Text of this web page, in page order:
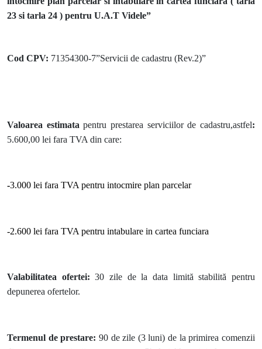
23 si tarla 24 ) pentru U.A.T Videle”
Cod CPV: 71354300-7”Servicii de cadastru (Rev.2)”
Valoarea estimatapentru prestarea serviciilor de cadastru,astfel:
5.600,00 lei fara TVA din care:
-3.000 lei fara TVA pentru intocmire plan parcelar
-2.600 lei fara TVA pentru intabulare in cartea funciara
Valabilitatea ofertei:30 zile de la data limită stabilită pentru
depunerea ofertelor.
Termenul de prestare: 90 de zile (3 luni) de la primirea comenzii